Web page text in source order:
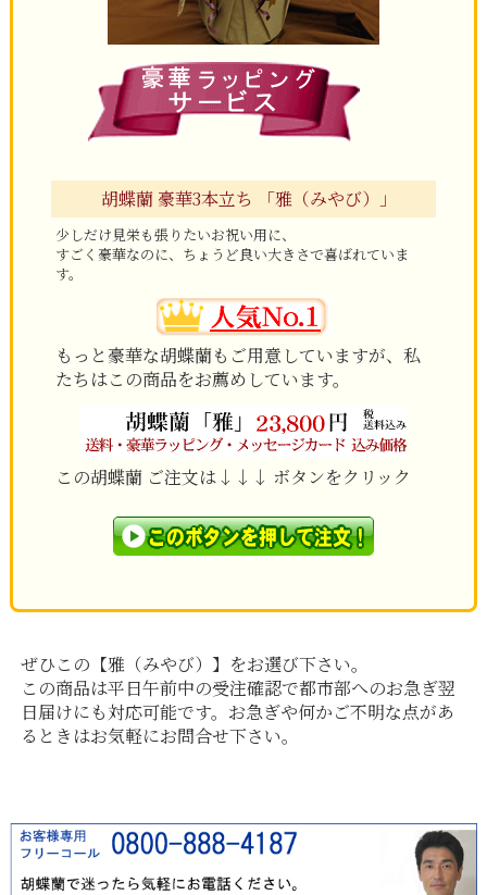
胡蝶蘭 豪華3本立ち 「雅（みやび）」
少しだけ見栄も張りたいお祝い用に、
すごく豪華なのに、ちょうど良い大きさで喜ばれていま
す。
もっと豪華な胡蝶蘭もご用意していますが、私
たちはこの商品をお薦めしています。
この胡蝶蘭 ご注文は↓↓↓ ボタンをクリック
ぜひこの 【雅（みやび）】 をお選び下さい。
この商品は平日午前中の受注確認で都市部へのお急ぎ翌
日届けにも対応可能です。お急ぎや何かご不明な点があ
るときはお気軽にお問合せ下さい。